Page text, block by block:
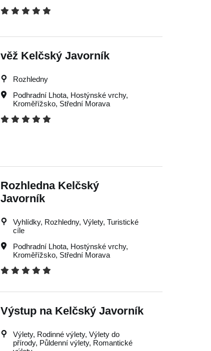
věž Kelčský Javorník
Rozhledny
Podhradní Lhota, Hostýnské vrchy,
Kroměřížsko, Střední Morava
Rozhledna Kelčský
Javorník
Vyhlídky, Rozhledny, Výlety, Turistické
cíle
Podhradní Lhota, Hostýnské vrchy,
Kroměřížsko, Střední Morava
Výstup na Kelčský Javorník
Výlety, Rodinné výlety, Výlety do
přírody, Půldenní výlety, Romantické